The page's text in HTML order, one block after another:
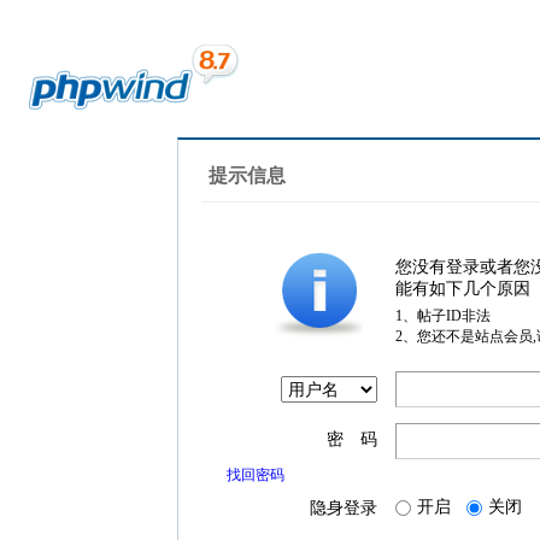
提示信息
您没有登录或者您
能有如下几个原因
1、帖子ID非法
2、您还不是站点会员
密 码
找回密码
隐身登录 开启 关闭